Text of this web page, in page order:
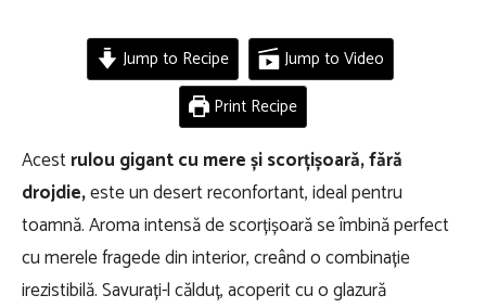
Jump to Recipe
Jump to Video
Print Recipe
Acestrulou gigant cu mere și scorțișoară, fără
drojdie,este un desert reconfortant, ideal pentru
toamnă. Aroma intensă de scorțișoară se îmbină perfect
cu merele fragede din interior, creând o combinație
irezistibilă. Savurați-l călduț, acoperit cu o glazură